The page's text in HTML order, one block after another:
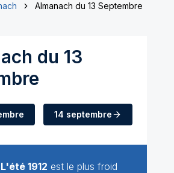
Almanach du 13 Septembre
du 13
14 septembre
L'été 1912 est le plus froid